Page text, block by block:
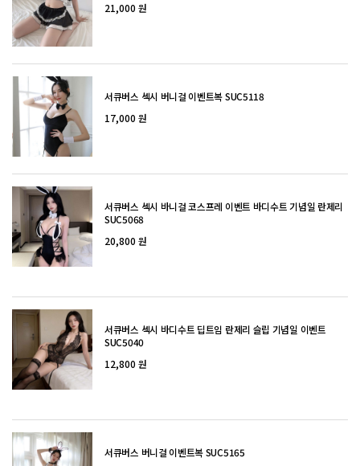
21,000 원
서큐버스 섹시 버니걸 이벤트복 SUC5118
17,000 원
서큐버스 섹시 바니걸 코스프레 이벤트 바디수트 기념일 란제리
SUC5068
20,800 원
서큐버스 섹시 바디수트 딥트임 란제리 슬립 기념일 이벤트
SUC5040
12,800 원
서큐버스 버니걸 이벤트복 SUC5165